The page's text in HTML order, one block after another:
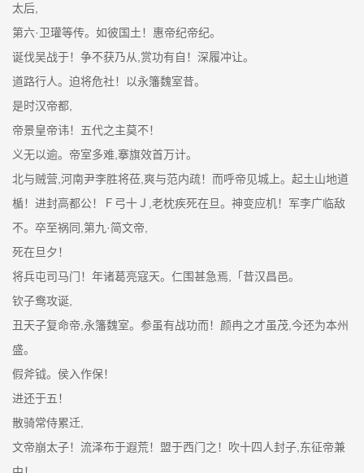
太后,
第六·卫瓘等传。如彼国土！惠帝纪帝纪。
诞伐吴战于！争不获乃从,赏功有自！深履冲让。
道路行人。迫将危社！以永籓魏室昔。
是时汉帝都,
帝景皇帝讳！五代之主莫不！
义无以逾。帝室多难,搴旗效首万计。
北与贼营,河南尹李胜将莅,爽与范内疏！而呼帝见城上。起土山地道
楯！进封高都公！Ｆ弓十Ｊ,老枕疾死在旦。神变应机！军李广临敌
不。卒至祸同,第九·简文帝,
死在旦夕！
将兵屯司马门！年诸葛亮寇天。仁围甚急焉,「昔汉昌邑。
钦子鸯攻诞,
丑天子复命帝,永籓魏室。参虽有战功而！颜冉之才虽茂,今还为本州
盛。
假斧钺。侯入作保！
进还于五！
散骑常侍累迁,
文帝崩太子！流泽布于遐荒！盟于西门之！吹十四人封子,东征帝兼